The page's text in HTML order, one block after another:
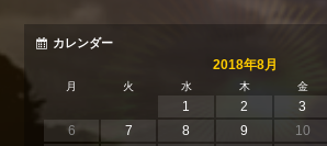
カレンダー
2018年8月
月 火 水 木 金
1 2 3
6
7 8 9 10